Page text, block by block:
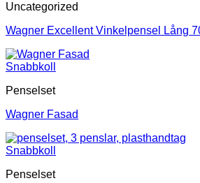
Uncategorized
Wagner Excellent Vinkelpensel Lång
Snabbkoll
Penselset
Wagner Fasad
Snabbkoll
Penselset